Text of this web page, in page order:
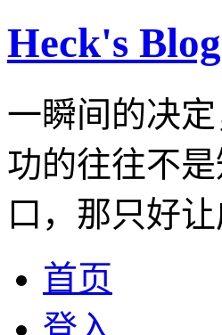
Heck's Blog
一瞬间的决
功的往往不
口，那只好
首页